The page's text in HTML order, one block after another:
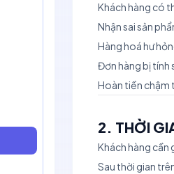
Khách hàng có
Nhận sai sản
Hàng hoá hư
Đơn hàng bị tính
Hoàn tiền chậm
2. THỜI
Khách hàng cần
Sau thời gian